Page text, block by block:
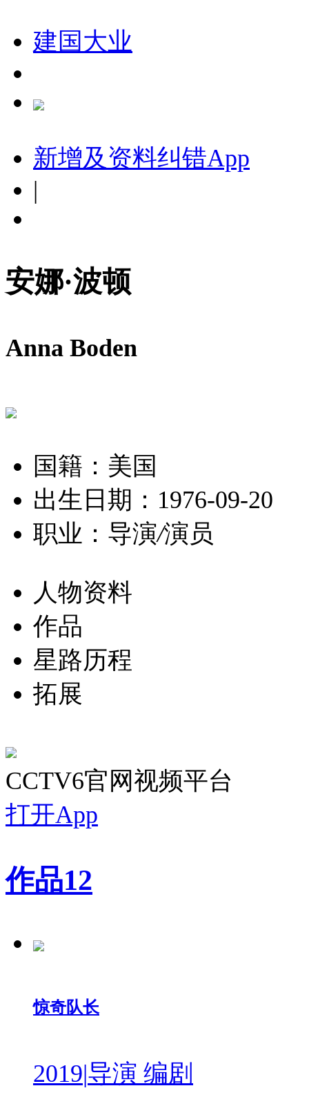
建国大业
新增及资料纠错App
|
安娜·波顿
Anna Boden
国籍：美国
出生日期：1976-09-20
职业：导演/演员
人物资料
作品
星路历程
拓展
CCTV6官网视频平台
打开App
作品12
惊奇队长
2019|导演 编剧